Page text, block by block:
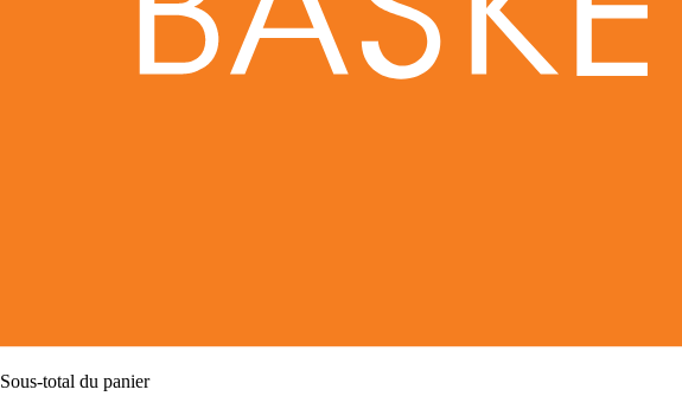
Sous-total du panier